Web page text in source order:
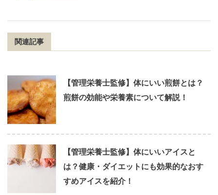
関連記事
【管理栄養士監修】体にいい煎餅とは？
煎餅の効能や栄養素について解説！
【管理栄養士監修】体にいいアイスと
は？健康・ダイエットにも効果的なおす
すめアイスを紹介！